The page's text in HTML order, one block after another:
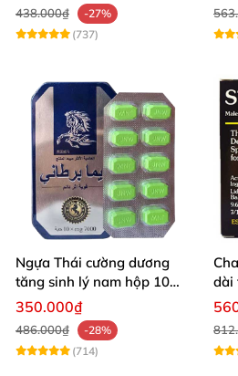
438.000₫
-27%
(737)
Ngựa Thái cường dương
tăng sinh lý nam hộp 10
viên cao cấp chuẩn Thái
350.000₫
486.000₫
-28%
(714)
dài